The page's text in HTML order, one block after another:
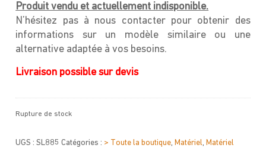
Produit vendu et actuellement indisponible.
N’hésitez pas à nous contacter pour obtenir des
informations sur un modèle similaire ou une
alternative adaptée à vos besoins.
Livraison possible sur devis
Rupture de stock
UGS :SL885 Catégories : > Toute la boutique, Matériel, Matériel